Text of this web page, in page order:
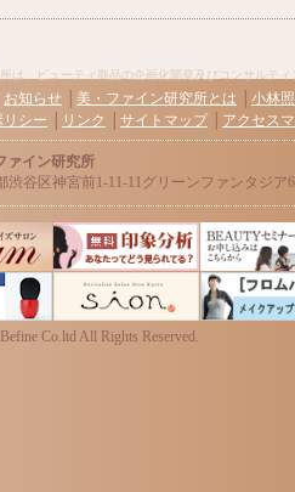
は、ビューティ商品の企画化開発及びコンサルテ
お知らせ 美・ファイン研究所とは
小林
シー リンク サイトマップ│ アクセス
イン研究所
渋谷区神宮前1-11-11グリーンファンタジア
Co.ltd All Rights Reserved.